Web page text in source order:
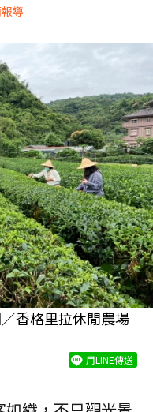
導
香格里拉休閒農場
用LINE傳送